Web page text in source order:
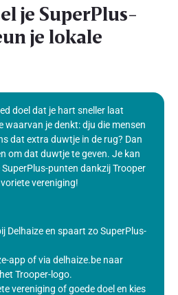
je SuperPlus-
je lokale
doel dat je hart sneller laat
waarvan je denkt: dju die mensen
dat extra duwtje in de rug? Dan
om dat duwtje te geven. Je kan
punten dankzij Trooper
vereniging!
Delhaize en spaart zo SuperPlus-
app of via delhaize.be naar
Trooper-logo.
vereniging of goede doel en kies